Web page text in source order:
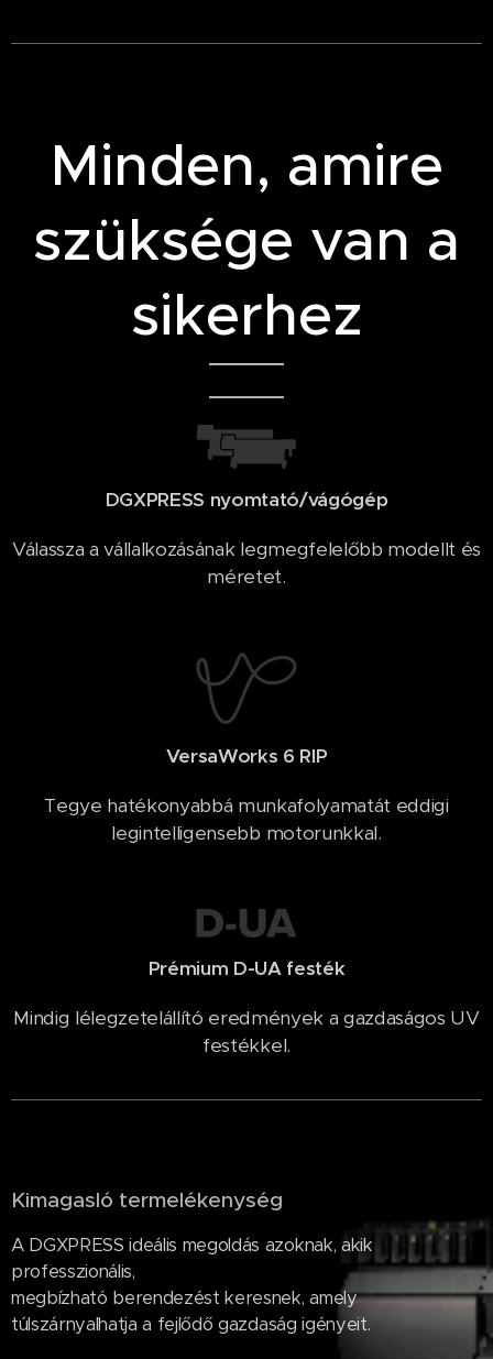
Minden, amire
szüksége van a
sikerhez
DGXPRESS nyomtató/vágógép
Válassza a vállalkozásának legmegfelelőbb modellt és
méretet.
VersaWorks 6 RIP
Tegye hatékonyabbá munkafolyamatát eddigi
legintelligensebb motorunkkal.
Prémium D-UA festék
Mindig lélegzetelállító eredmények a gazdaságos UV
festékkel.
Kimagasló termelékenység
A DGXPRESS ideális megoldás azoknak, akik
professzionális,
megbízható berendezést keresnek, amely
túlszárnyalhatja a fejlődő gazdaság igényeit.